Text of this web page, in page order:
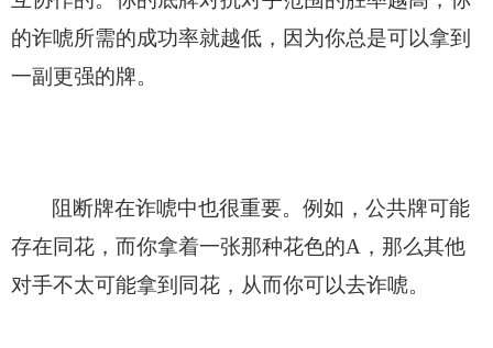
的诈唬所需的成功率就越低，因为你总是可以拿到
一副更强的牌。
阻断牌在诈唬中也很重要。例如，公共牌可能
存在同花，而你拿着一张那种花色的A，那么其他
对手不太可能拿到同花，从而你可以去诈唬。